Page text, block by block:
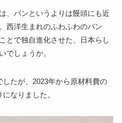
、パンというよりは饅頭にも近
西洋生まれのふわふわのパン
とで独自進化させた、日本らし
でしょうか。
たが、2023年から原材料費の
なりました。